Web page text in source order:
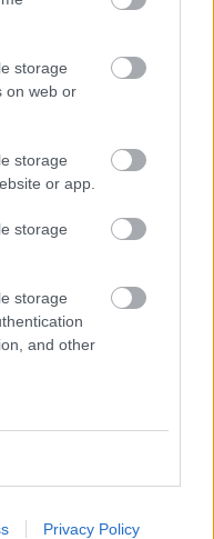
storage
on web or
storage
or app.
storage
storage
and other
Privacy Policy
ellenőrzést tart a
a kivitelezők a
és fűtési
pályázatra
vártunk: szombattól
a riasztás